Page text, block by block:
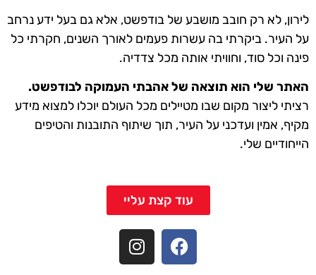
לירון, לא רק חובב מושבע של בודפשט, אלא גם בעל ידע נרחב
על העיר. ביקרתי בה עשרות פעמים לאורך השנים, חקרתי כל
פינה וכל סוד, וחוויתי אותה מכל צדדיה.
האתר שלי הוא תוצאה של אהבתי העמוקה לבודפשט.
רציתי ליצור מקום שבו מטיילים מכל העולם יוכלו למצוא מידע
מקיף, אמין ועדכני על העיר, תוך שיתוף התובנות והטיפים
הייחודיים שלי.
עוד קצת עליי